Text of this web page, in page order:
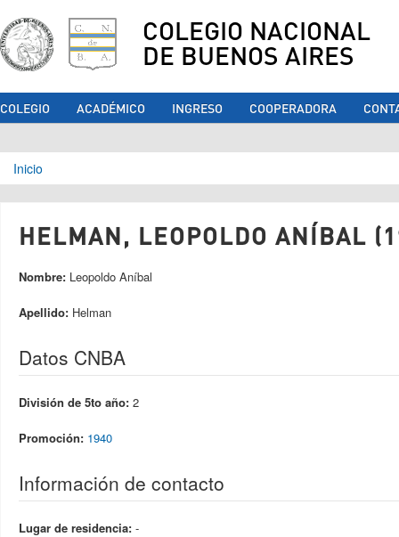
COLEGIO NACIONAL
DE BUENOS AIRES
COLEGIO ACADÉMICO INGRESO COOPERADORA
Se encuentra usted aquí
Inicio
HELMAN, LEOPOLDO ANÍBAL
Nombre: Leopoldo Aníbal
Apellido: Helman
Datos CNBA
División de 5to año: 2
Promoción: 1940
Información de contacto
Lugar de residencia: -